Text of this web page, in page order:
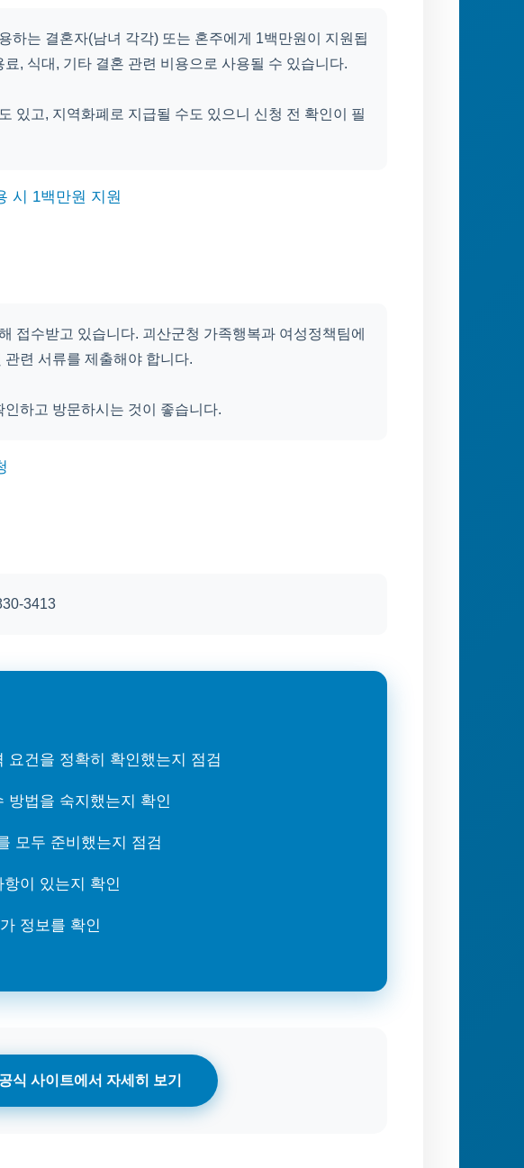
하는 결혼자(남녀 각각) 또는 혼주에게 1백만원이 지원됩
, 식대, 기타 결혼 관련 비용으로 사용될 수 있습니다.
있고, 지역화폐로 지급될 수도 있으니 신청 전 확인이 필
시 1백만원 지원
접수받고 있습니다. 괴산군청 가족행복과 여성정책팀에
련 서류를 제출해야 합니다.
하고 방문하시는 것이 좋습니다.
3413
요건을 정확히 확인했는지 점검
방법을 숙지했는지 확인
모두 준비했는지 점검
이 있는지 확인
정보를 확인
공식 사이트에서 자세히 보기